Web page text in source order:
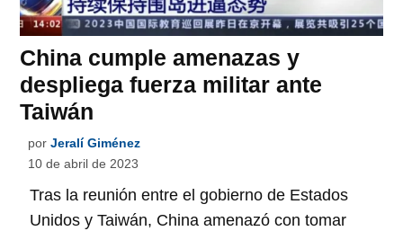
China cumple amenazas y
despliega fuerza militar ante
Taiwán
por Jeralí Giménez
10 de abril de 2023
Tras la reunión entre el gobierno de Estados
Unidos y Taiwán, China amenazó con tomar